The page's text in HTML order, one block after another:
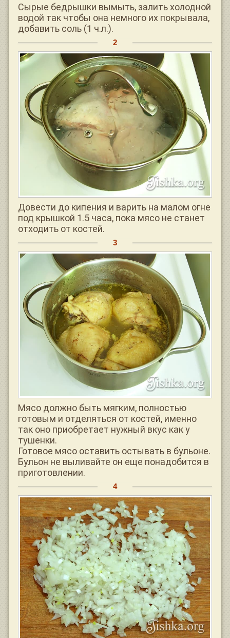
Сырые бедрышки вымыть, залить холодной
водой так чтобы она немного их покрывала,
добавить соль (1 ч.л.).
Довести до кипения и варить на малом огне
под крышкой 1.5 часа, пока мясо не станет
отходить от костей.
Мясо должно быть мягким, полностью
готовым и отделяться от костей, именно
так оно приобретает нужный вкус как у
тушенки.
Готовое мясо оставить остывать в бульоне.
Бульон не выливайте он еще понадобится в
приготовлении.